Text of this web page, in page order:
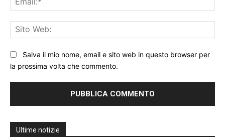
Salva il mio nome, email e sito web in questo browser per
la prossima volta che commento.
Ultime notizie